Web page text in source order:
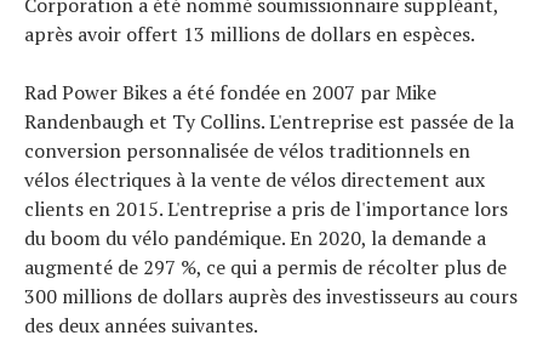
après avoir offert 13 millions de dollars en espèces.
Rad Power Bikes a été fondée en 2007 par Mike
Randenbaugh et Ty Collins. L'entreprise est passée de la
conversion personnalisée de vélos traditionnels en
vélos électriques à la vente de vélos directement aux
clients en 2015. L'entreprise a pris de l'importance lors
du boom du vélo pandémique. En 2020, la demande a
augmenté de 297 %, ce qui a permis de récolter plus de
300 millions de dollars auprès des investisseurs au cours
des deux années suivantes.